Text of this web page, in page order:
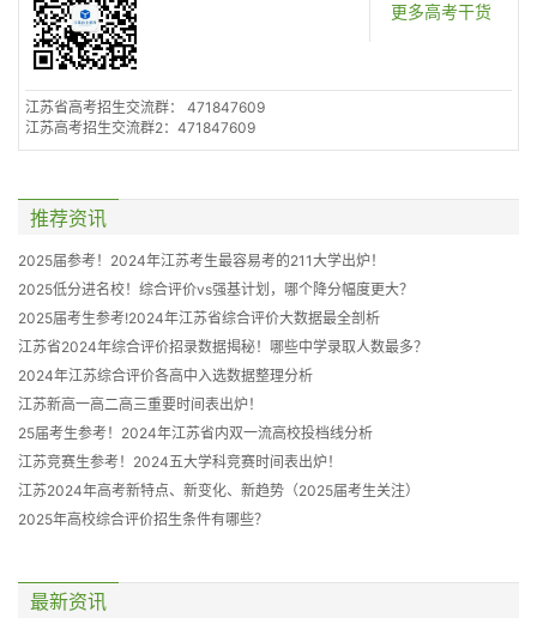
更多高考干货
江苏省高考招生交流群： 471847609
江苏高考招生交流群2：471847609
推荐资讯
2025届参考！2024年江苏考生最容易考的211大学出炉！
2025低分进名校！综合评价vs强基计划，哪个降分幅度更大？
2025届考生参考!2024年江苏省综合评价大数据最全剖析
江苏省2024年综合评价招录数据揭秘！哪些中学录取人数最多？
2024年江苏综合评价各高中入选数据整理分析
江苏新高一高二高三重要时间表出炉！
25届考生参考！2024年江苏省内双一流高校投档线分析
江苏竞赛生参考！2024五大学科竞赛时间表出炉！
江苏2024年高考新特点、新变化、新趋势（2025届考生关注）
2025年高校综合评价招生条件有哪些？
最新资讯